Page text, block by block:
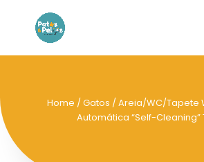
Home /Gatos /Areia/WC/Tapete
Automática “Self-Cleaning”